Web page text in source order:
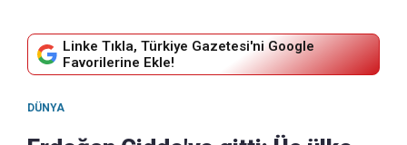
Linke Tıkla, Türkiye Gazetesi'ni Google
Favorilerine Ekle!
DÜNYA